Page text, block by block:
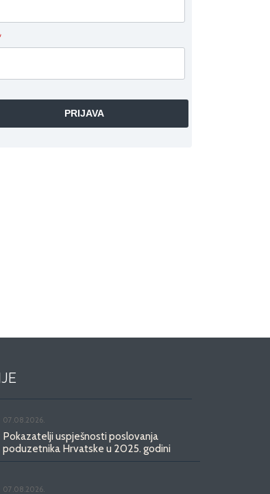
07.08.2026.
Pokazatelji uspješnosti poslovanja
poduzetnika Hrvatske u 2025. godini
07.08.2026.